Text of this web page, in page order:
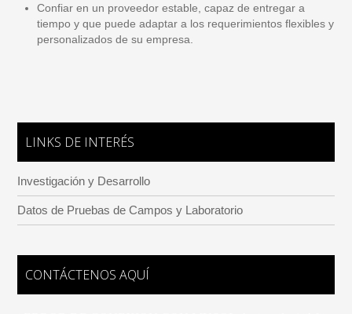
Confiar en un proveedor estable, capaz de entregar a
tiempo y que puede adaptar a los requerimientos flexibles y
personalizados de su empresa.
LINKS DE INTERÉS
Investigación y Desarrollo
Datos de Pruebas de Campos y Laboratorio
CONTÁCTENOS AQUÍ